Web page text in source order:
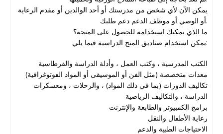
يمكن الآن لأي شخص من مدرستك أو أحد الوالدين أو مقدم الرعاية
أو الوصي أو موظف الدعم دعم طلبك.
ما الذي يمكنك استخدامه للحصول على المنحة؟
يمكن استخدام صناديق المنح الدراسية فيما يلي:
الكتب المدرسية ، وكتب العمل ، وأدلة الدراسة والقرطاسية
معدات متخصصة (مثل الفن أو الموسيقى أو المواد الفوتوغرافية)
تكاليف الدورات (بما في ذلك المواد) ، والرحلات ، ومعسكرات
الدراسة ، والتكاليف الرياضية
برامج الكمبيوتر والطابعة والإنترنت
رعاية الأطفال والنقل
الاحتياجات الطبية والدعم